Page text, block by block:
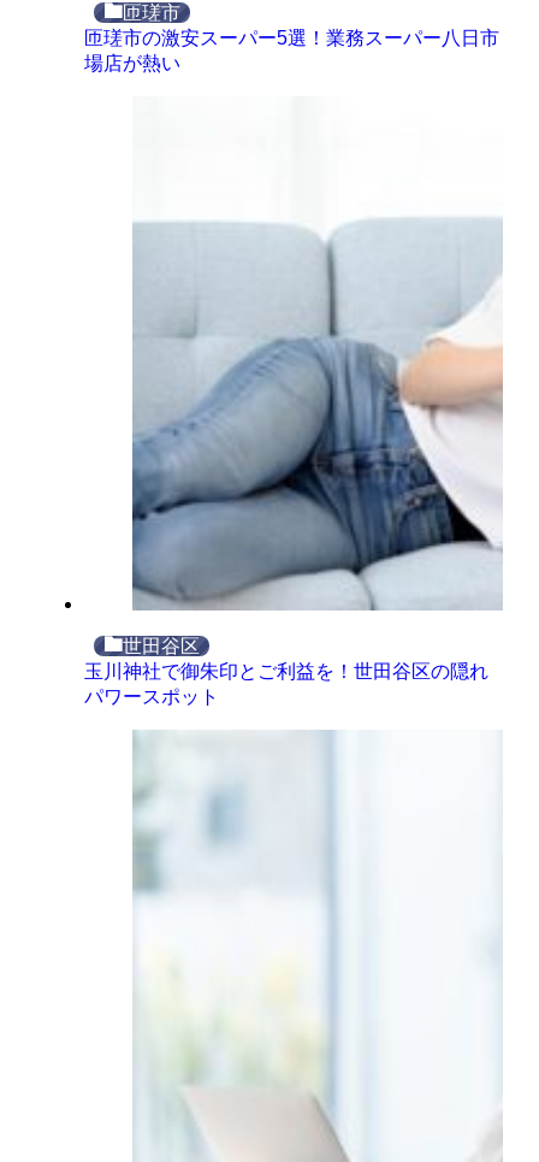
匝瑳市
匝瑳市の激安スーパー5選！業務スーパー八日市
場店が熱い
世田谷区
玉川神社で御朱印とご利益を！世田谷区の隠れ
パワースポット